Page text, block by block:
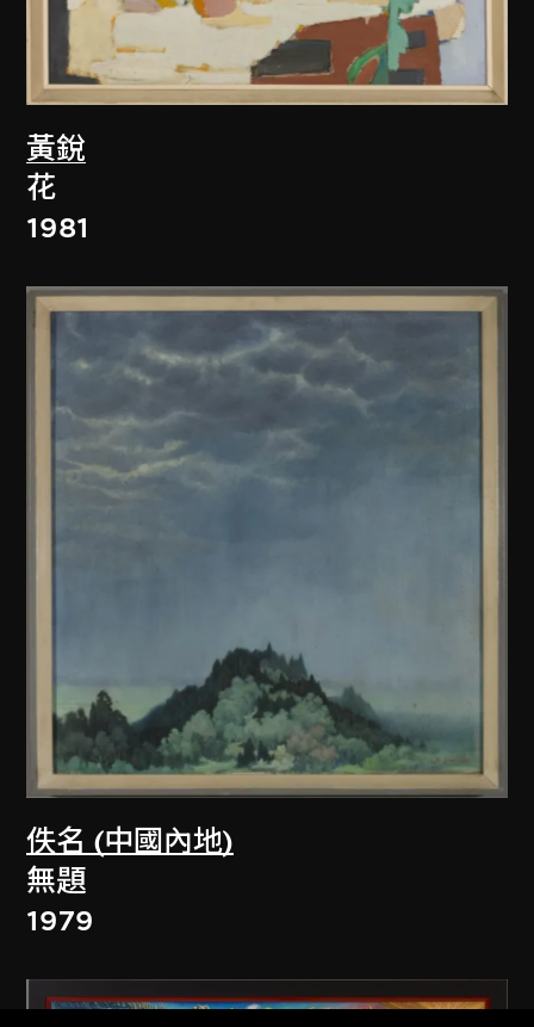
黃銳
花
1981
佚名 (中國內地)
無題
1979